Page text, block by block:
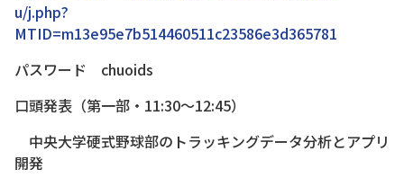
u/j.php?
MTID=m13e95e7b514460511c23586e3d365781
パスワード chuoids
口頭発表（第一部・11:30～12:45）
中央大学硬式野球部のトラッキングデータ分析とアプリ
開発